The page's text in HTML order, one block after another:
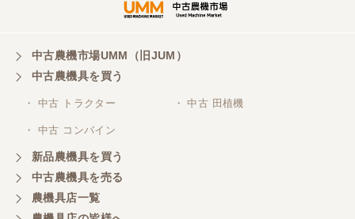
中古農機市場UMM（旧JUM）
中古農機具を買う
・ 中古 トラクター ・ 中古 田植機
・ 中古 コンバイン
新品農機具を買う
中古農機具を売る
農機具店一覧